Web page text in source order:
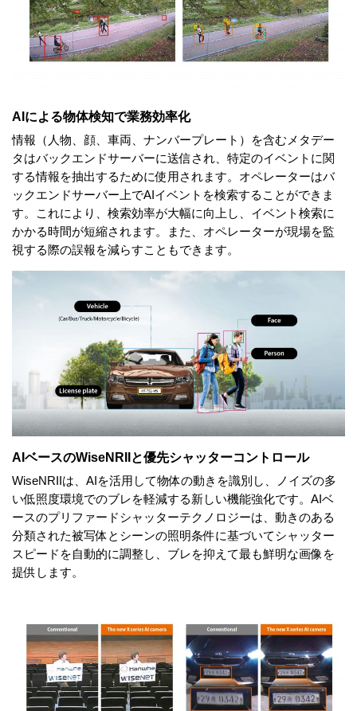
AIによる物体検知で業務効率化
情報（人物、顔、車両、ナンバープレート）を含むメタデー
タはバックエンドサーバーに送信され、特定のイベントに関
する情報を抽出するために使用されます。オペレーターはバ
ックエンドサーバー上でAIイベントを検索することができま
す。これにより、検索効率が大幅に向上し、イベント検索に
かかる時間が短縮されます。また、オペレーターが現場を監
視する際の誤報を減らすこともできます。
AIベースのWiseNRIIと優先シャッターコントロール
WiseNRIIは、AIを活用して物体の動きを識別し、ノイズの多
い低照度環境でのブレを軽減する新しい機能強化です。AIベ
ースのプリファードシャッターテクノロジーは、動きのある
分類された被写体とシーンの照明条件に基づいてシャッター
スピードを自動的に調整し、ブレを抑えて最も鮮明な画像を
提供します。